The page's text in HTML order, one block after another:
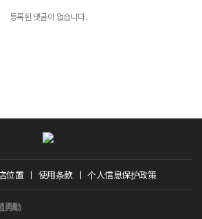
등록된 댓글이 없습니다.
位置 ㅣ 使用条款 ㅣ 个人信息保护政策
勇勳